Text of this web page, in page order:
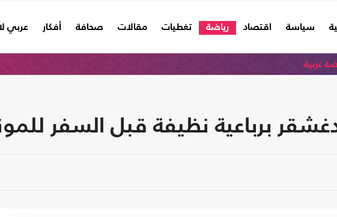
(current) سياسة اقتصاد رياضة تغطيات مقالات صحافة أفكار عربي
عربية
برباعية نظيفة قبل السفر